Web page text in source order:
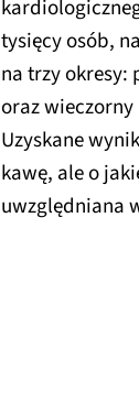
tysięcy osób,
na trzy okresy:
oraz wieczorny
Uzyskane
kawę, ale o
uwzględniana